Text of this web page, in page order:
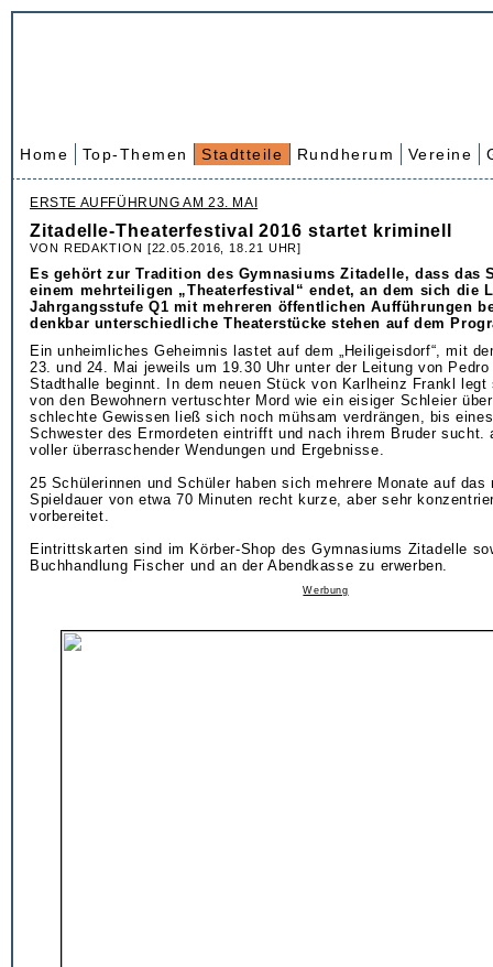
Home Top-Themen Stadtteile Rundherum Vereine
ERSTE AUFFÜHRUNG AM 23. MAI
Zitadelle-Theaterfestival 2016 startet kriminell
VON REDAKTION [22.05.2016, 18.21 UHR]
Es gehört zur Tradition des Gymnasiums Zitadelle, dass das
einem mehrteiligen „Theaterfestival“ endet, an dem sich die
Jahrgangsstufe Q1 mit mehreren öffentlichen Aufführungen
denkbar unterschiedliche Theaterstücke stehen auf dem
Ein unheimliches Geheimnis lastet auf dem „Heiligeisdorf“, mit
23. und 24. Mai jeweils um 19.30 Uhr unter der Leitung von
Stadthalle beginnt. In dem neuen Stück von Karlheinz Frankl
von den Bewohnern vertuschter Mord wie ein eisiger Schleier
schlechte Gewissen ließ sich noch mühsam verdrängen, bis
Schwester des Ermordeten eintrifft und nach ihrem Bruder sucht.
voller überraschender Wendungen und Ergebnisse.
25 Schülerinnen und Schüler haben sich mehrere Monate auf das
Spieldauer von etwa 70 Minuten recht kurze, aber sehr
vorbereitet.
Eintrittskarten sind im Körber-Shop des Gymnasiums Zitadelle
Buchhandlung Fischer und an der Abendkasse zu erwerben.
Werbung